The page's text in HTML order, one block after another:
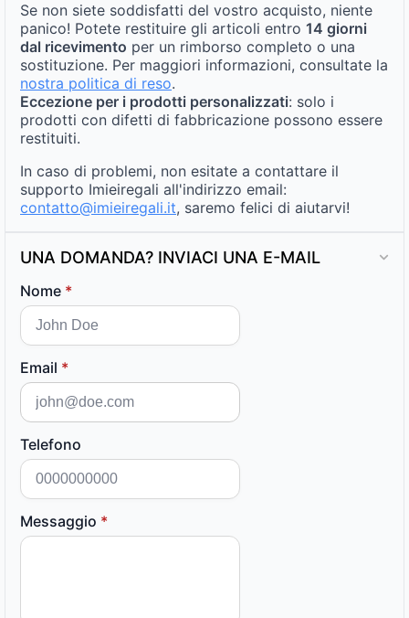
Se non siete soddisfatti del vostro acquisto, niente
panico! Potete restituire gli articoli entro 14 giorni
dal ricevimento per un rimborso completo o una
sostituzione. Per maggiori informazioni, consultate la
nostra politica di reso.
Eccezione per i prodotti personalizzati: solo i
prodotti con difetti di fabbricazione possono essere
restituiti.
In caso di problemi, non esitate a contattare il
supporto Imieiregali all'indirizzo email:
contatto@imieiregali.it, saremo felici di aiutarvi!
UNA DOMANDA? INVIACI UNA E-MAIL
Nome *
Email *
Telefono
Messaggio *